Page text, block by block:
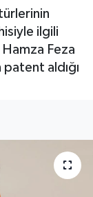
türlerinin
ilgili
Feza
aldığı